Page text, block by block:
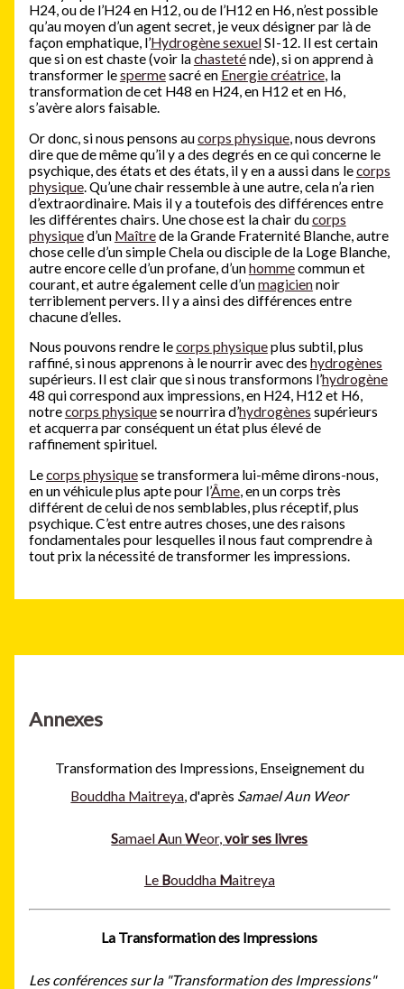
Annexes
Transformation des Impressions, Enseignement du
Bouddha Maitreya, d'après Samael Aun Weor
Samael AunWeor,voir ses livres
Le Bouddha Maitreya
La Transformation des Impressions
Les conférences sur la "Transformation des Impressions"
H24, ou de l’H24 en H12, ou de l’H12 en H6, n’est possible
qu’au moyen d’un agent secret, je veux désigner par là de
façon emphatique, l’Hydrogène sexuelSI-12. Il est certain
que si on est chaste (voir lachasteténde), si on apprend à
transformer lespermesacré en Energie créatrice, la
transformation de cet H48 en H24, en H12 et en H6,
s’avère alors faisable.
Or donc, si nous pensons aucorps physique, nous devrons
dire que de même qu’il y a des degrés en ce qui concerne le
psychique, des états et des états, il y en a aussi dans lecorps
physique. Qu’une chair ressemble à une autre, cela n’a rien
d’extraordinaire. Mais il y a toutefois des différences entre
les différentes chairs. Une chose est la chair ducorps
physiqued’un Maîtrede la Grande Fraternité Blanche, autre
chose celle d’un simple Chela ou disciple de la Loge Blanche,
autre encore celle d’un profane, d’unhommecommun et
courant, et autre également celle d’unmagiciennoir
terriblement pervers. Il y a ainsi des différences entre
chacune d’elles.
Nous pouvons rendre lecorps physiqueplus subtil, plus
raffiné, si nous apprenons à le nourrir avec des hydrogènes
supérieurs. Il est clair que si nous transformons l’hydrogène
48 qui correspond aux impressions, en H24, H12 et H6,
notrecorps physiquese nourrira d’hydrogènes supérieurs
et acquerra par conséquent un état plus élevé de
raffinement spirituel.
Lecorps physiquese transformera lui-même dirons-nous,
en un véhicule plus apte pour l’Âme, en un corps très
différent de celui de nos semblables, plus réceptif, plus
psychique. C’est entre autres choses, une des raisons
fondamentales pour lesquelles il nous faut comprendre à
tout prix la nécessité de transformer les impressions.